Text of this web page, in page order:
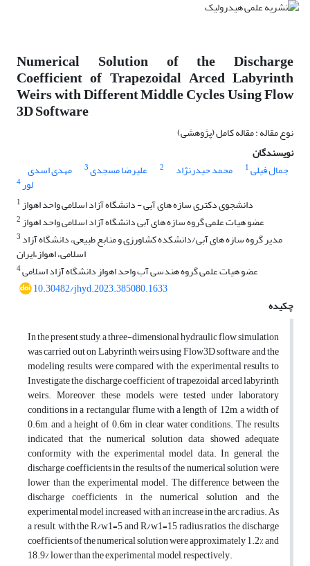
Numerical Solution of the Discharge
Coefficient of Trapezoidal Arced Labyrinth
Weirs with Different Middle Cycles Using Flow
3D Software
نوع مقاله : مقاله کامل (پژوهشی)
نویسندگان
جمال فیلی1 محمد حیدرنژاد 2 علیرضا مسجدی3 مهدی اسدی
لور4
1دانشجوی دکتری سازه های آبی - دانشگاه آزاد اسلامی واحد اهواز
2عضو هیات علمی گروه سازه های آبی دانشگاه آزاد اسلامی واحد اهواز
3
اسلامی، اهواز،ایران
4عضو هیات علمی گروه هندسی آب واحد اهواز دانشگاه آزاد اسلامی
10.30482/jhyd.2023.385080.1633
چکیده
In the present study, a three-dimensional hydraulic flow simulation
was carried out on Labyrinth weirs using Flow3D software and the
modeling results were compared with the experimental results to
Investigate the discharge coefficient of trapezoidal arced labyrinth
weirs. Moreover, these models were tested under laboratory
conditions in a rectangular flume with a length of 12m, a width of
0.6m, and a height of 0.6m in clear water conditions. The results
indicated that the numerical solution data showed adequate
conformity with the experimental model data. In general, the
discharge coefficients in the results of the numerical solution were
lower than the experimental model. The difference between the
discharge coefficients in the numerical solution and the
experimental model increased with an increase in the arc radius. As
a result, with the R/w1=5 and R/w1=15 radius ratios, the discharge
coefficients of the numerical solution were approximately 1.2% and
18.9% lower than the experimental model, respectively.